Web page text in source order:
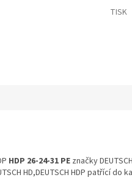
TISK
HDP 26-24-31 PE značky
HD,DEUTSCH HDP patřící do